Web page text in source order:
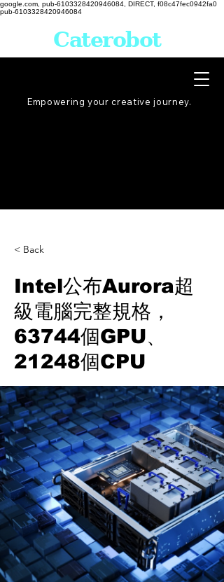
google.com, pub-6103328420946084, DIRECT, f08c47fec0942fa0
pub-6103328420946084
Empowering your creative journey.
Caterobot
< Back
Intel公布Aurora超
級電腦完整規格，
63744個GPU、
21248個CPU